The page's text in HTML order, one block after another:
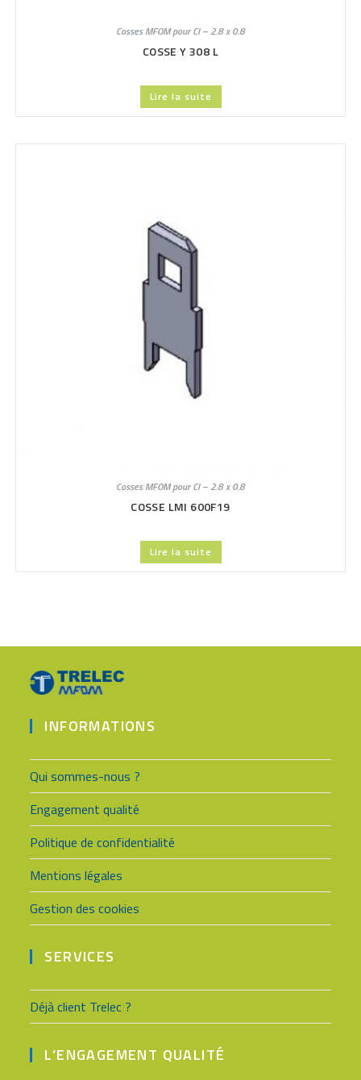
Cosses MFOM pour CI – 2.8 x 0.8
COSSE Y 308 L
Lire la suite
Cosses MFOM pour CI – 2.8 x 0.8
COSSE LMI 600F19
Lire la suite
INFORMATIONS
Qui sommes-nous ?
Engagement qualité
Politique de confidentialité
Mentions légales
Gestion des cookies
SERVICES
Déjà client Trelec ?
L’ENGAGEMENT QUALITÉ